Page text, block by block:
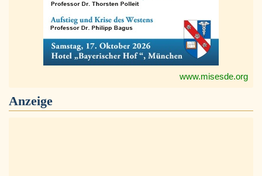
www.misesde.org
Anzeige